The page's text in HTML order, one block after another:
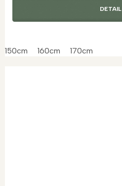
DETAIL
150cm 160cm 170cm